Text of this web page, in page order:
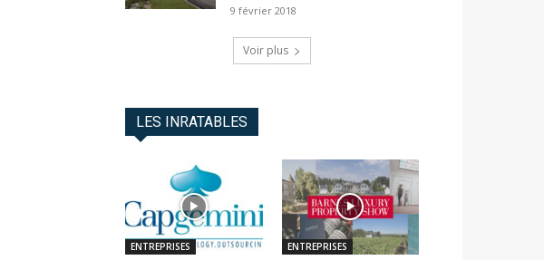
9 février 2018
Voir plus
LES INRATABLES
ENTREPRISES ENTREPRISES